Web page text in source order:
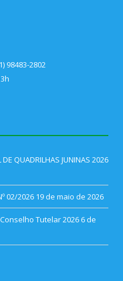
98483-2802
QUADRILHAS JUNINAS 2026
02/2026 19 de maio de 2026
Tutelar 2026 6 de